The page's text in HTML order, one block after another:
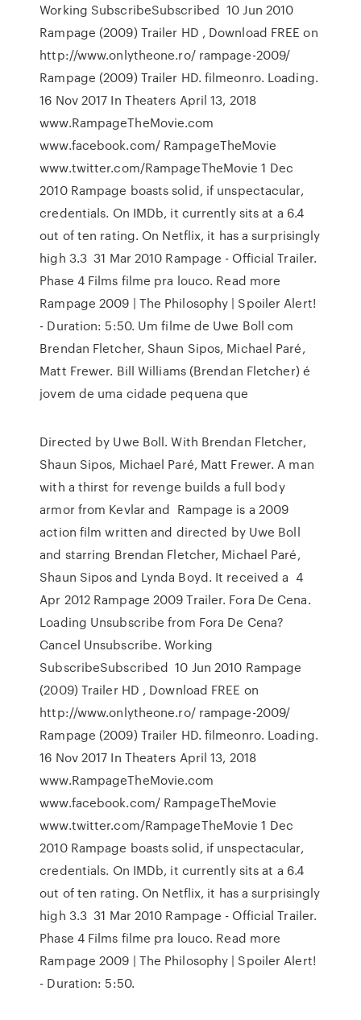
Working SubscribeSubscribed 10 Jun 2010
Rampage (2009) Trailer HD , Download FREE on
http://www.onlytheone.ro/ rampage-2009/
Rampage (2009) Trailer HD. filmeonro. Loading.
16 Nov 2017 In Theaters April 13, 2018
www.RampageTheMovie.com
www.facebook.com/ RampageTheMovie
www.twitter.com/RampageTheMovie 1 Dec
2010 Rampage boasts solid, if unspectacular,
credentials. On IMDb, it currently sits at a 6.4
out of ten rating. On Netflix, it has a surprisingly
high 3.3 31 Mar 2010 Rampage - Official Trailer.
Phase 4 Films filme pra louco. Read more
Rampage 2009 | The Philosophy | Spoiler Alert!
- Duration: 5:50. Um filme de Uwe Boll com
Brendan Fletcher, Shaun Sipos, Michael Paré,
Matt Frewer. Bill Williams (Brendan Fletcher) é
jovem de uma cidade pequena que
Directed by Uwe Boll. With Brendan Fletcher,
Shaun Sipos, Michael Paré, Matt Frewer. A man
with a thirst for revenge builds a full body
armor from Kevlar and Rampage is a 2009
action film written and directed by Uwe Boll
and starring Brendan Fletcher, Michael Paré,
Shaun Sipos and Lynda Boyd. It received a 4
Apr 2012 Rampage 2009 Trailer. Fora De Cena.
Loading Unsubscribe from Fora De Cena?
Cancel Unsubscribe. Working
SubscribeSubscribed 10 Jun 2010 Rampage
(2009) Trailer HD , Download FREE on
http://www.onlytheone.ro/ rampage-2009/
Rampage (2009) Trailer HD. filmeonro. Loading.
16 Nov 2017 In Theaters April 13, 2018
www.RampageTheMovie.com
www.facebook.com/ RampageTheMovie
www.twitter.com/RampageTheMovie 1 Dec
2010 Rampage boasts solid, if unspectacular,
credentials. On IMDb, it currently sits at a 6.4
out of ten rating. On Netflix, it has a surprisingly
high 3.3 31 Mar 2010 Rampage - Official Trailer.
Phase 4 Films filme pra louco. Read more
Rampage 2009 | The Philosophy | Spoiler Alert!
- Duration: 5:50.